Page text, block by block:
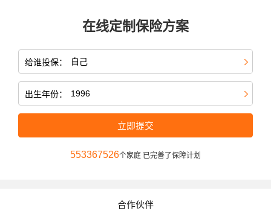
在线定制保险方案
给谁投保：
出生年份：
立即提交
553367526个家庭 已完善了保障计划
合作伙伴